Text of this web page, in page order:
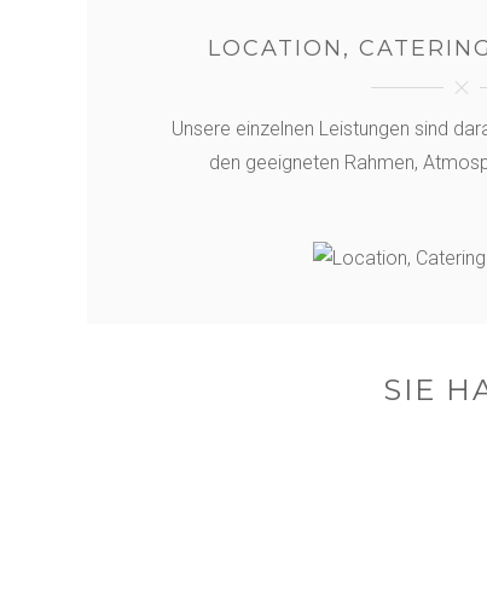
LOCATION,
Unsere einzelnen Leistungen sind
den geeigneten Rahmen,
SIE